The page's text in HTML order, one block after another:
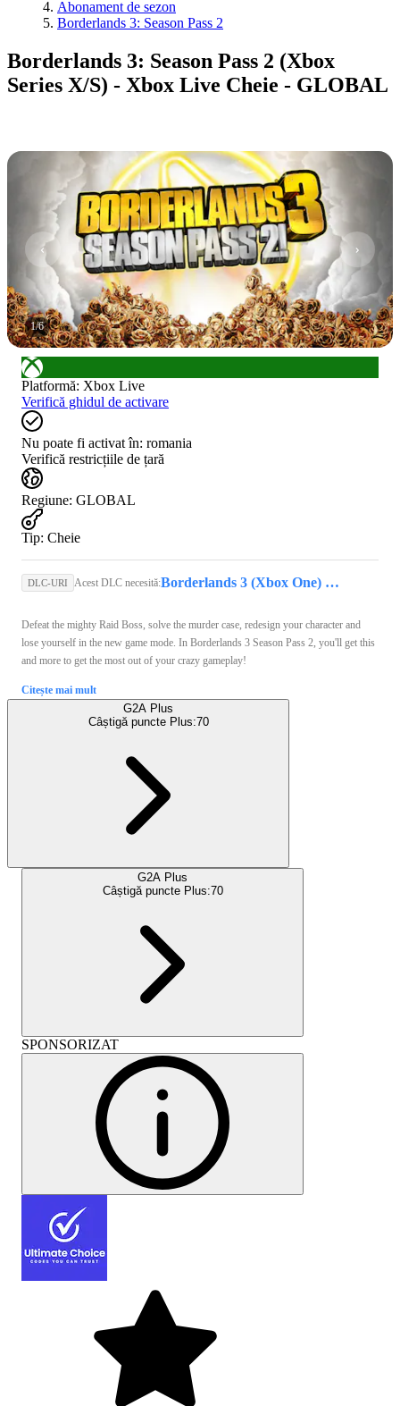
Abonament de sezon
Borderlands 3: Season Pass 2
Borderlands 3: Season Pass 2 (Xbox
Series X/S) - Xbox Live Cheie - GLOBAL
1/6
Platformă: Xbox Live
Verifică ghidul de activare
Nu poate fi activat în: romania
Verifică restricțiile de țară
Regiune: GLOBAL
Tip: Cheie
DLC-URI Acest DLC necesită: Borderlands 3 (Xbox One) - Xbox Live Key - GLOBAL
Defeat the mighty Raid Boss, solve the murder case, redesign your character and
lose yourself in the new game mode. In Borderlands 3 Season Pass 2, you'll get this
and more to get the most out of your crazy gameplay!
Citește mai mult
G2A Plus
Câștigă puncte Plus:70
G2A Plus
Câștigă puncte Plus:70
SPONSORIZAT